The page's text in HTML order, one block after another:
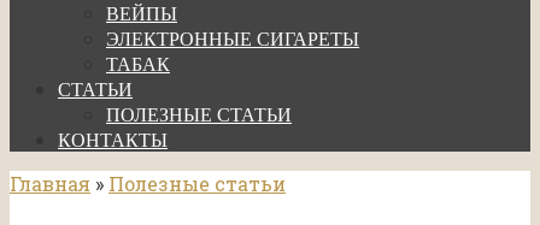
ВЕЙПЫ
ЭЛЕКТРОННЫЕ СИГАРЕТЫ
ТАБАК
СТАТЬИ
ПОЛЕЗНЫЕ СТАТЬИ
КОНТАКТЫ
Главная » Полезные статьи